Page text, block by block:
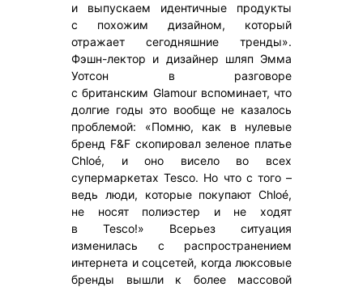
и выпускаем идентичные продукты
с похожим дизайном, который
отражает сегодняшние тренды».
Фэшн-лектор и дизайнер шляп Эмма
Уотсон в разговоре
с британским Glamour вспоминает, что
долгие годы это вообще не казалось
проблемой: «Помню, как в нулевые
бренд F&F скопировал зеленое платье
Chloé, и оно висело во всех
супермаркетах Tesco. Но что с того –
ведь люди, которые покупают Chloé,
не носят полиэстер и не ходят
в Tesco!» Всерьез ситуация
изменилась с распространением
интернета и соцсетей, когда люксовые
бренды вышли к более массовой